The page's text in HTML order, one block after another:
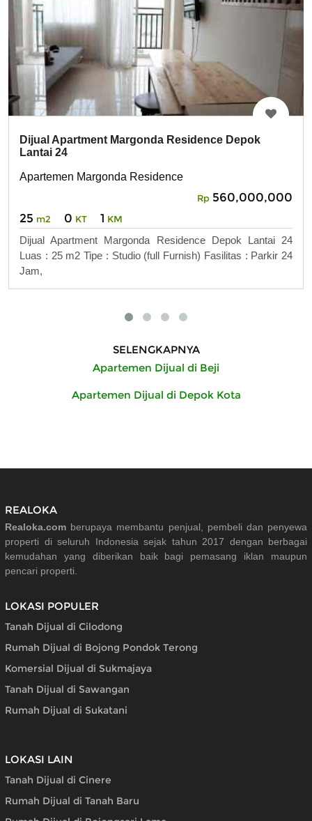
Dijual Apartment Margonda Residence Depok
Lantai 24
Apartemen Margonda Residence
Rp 560,000,000
25 m2 0 KT 1 KM
Dijual Apartment Margonda Residence Depok Lantai 24
Luas : 25 m2 Tipe : Studio (full Furnish) Fasilitas : Parkir 24
Jam,
SELENGKAPNYA
Apartemen Dijual di Beji
Apartemen Dijual di Depok Kota
REALOKA
Realoka.com berupaya membantu penjual, pembeli dan penyewa
properti di seluruh Indonesia sejak tahun 2017 dengan berbagai
kemudahan yang diberikan baik bagi pemasang iklan maupun
pencari properti.
LOKASI POPULER
Tanah Dijual di Cilodong
Rumah Dijual di Bojong Pondok Terong
Komersial Dijual di Sukmajaya
Tanah Dijual di Sawangan
Rumah Dijual di Sukatani
LOKASI LAIN
Tanah Dijual di Cinere
Rumah Dijual di Tanah Baru